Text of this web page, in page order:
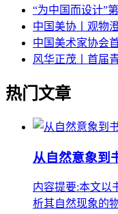
“为中国而设计”
中国美协丨观物
中国美术家协会
风华正茂丨首届
热门文章
从自然意象到
内容提要:本文以
析其自然现象的